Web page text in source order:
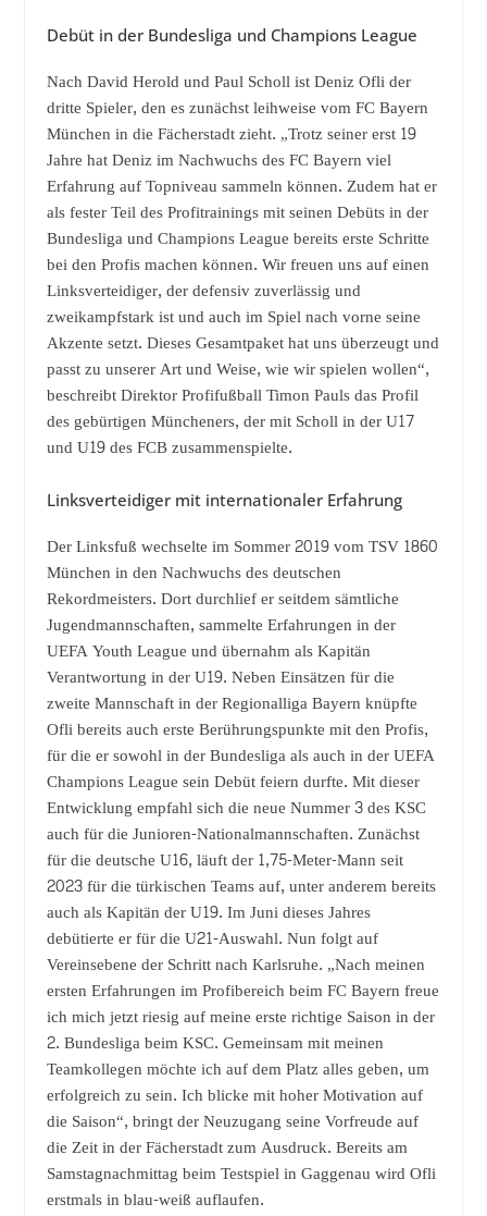
Debüt in der Bundesliga und Champions League
Nach David Herold und Paul Scholl ist Deniz Ofli der
dritte Spieler, den es zunächst leihweise vom FC Bayern
München in die Fächerstadt zieht. „Trotz seiner erst 19
Jahre hat Deniz im Nachwuchs des FC Bayern viel
Erfahrung auf Topniveau sammeln können. Zudem hat er
als fester Teil des Profitrainings mit seinen Debüts in der
Bundesliga und Champions League bereits erste Schritte
bei den Profis machen können. Wir freuen uns auf einen
Linksverteidiger, der defensiv zuverlässig und
zweikampfstark ist und auch im Spiel nach vorne seine
Akzente setzt. Dieses Gesamtpaket hat uns überzeugt und
passt zu unserer Art und Weise, wie wir spielen wollen“,
beschreibt Direktor Profifußball Timon Pauls das Profil
des gebürtigen Müncheners, der mit Scholl in der U17
und U19 des FCB zusammenspielte.
Linksverteidiger mit internationaler Erfahrung
Der Linksfuß wechselte im Sommer 2019 vom TSV 1860
München in den Nachwuchs des deutschen
Rekordmeisters. Dort durchlief er seitdem sämtliche
Jugendmannschaften, sammelte Erfahrungen in der
UEFA Youth League und übernahm als Kapitän
Verantwortung in der U19. Neben Einsätzen für die
zweite Mannschaft in der Regionalliga Bayern knüpfte
Ofli bereits auch erste Berührungspunkte mit den Profis,
für die er sowohl in der Bundesliga als auch in der UEFA
Champions League sein Debüt feiern durfte. Mit dieser
Entwicklung empfahl sich die neue Nummer 3 des KSC
auch für die Junioren-Nationalmannschaften. Zunächst
für die deutsche U16, läuft der 1,75-Meter-Mann seit
2023 für die türkischen Teams auf, unter anderem bereits
auch als Kapitän der U19. Im Juni dieses Jahres
debütierte er für die U21-Auswahl. Nun folgt auf
Vereinsebene der Schritt nach Karlsruhe. „Nach meinen
ersten Erfahrungen im Profibereich beim FC Bayern freue
ich mich jetzt riesig auf meine erste richtige Saison in der
2. Bundesliga beim KSC. Gemeinsam mit meinen
Teamkollegen möchte ich auf dem Platz alles geben, um
erfolgreich zu sein. Ich blicke mit hoher Motivation auf
die Saison“, bringt der Neuzugang seine Vorfreude auf
die Zeit in der Fächerstadt zum Ausdruck. Bereits am
Samstagnachmittag beim Testspiel in Gaggenau wird Ofli
erstmals in blau-weiß auflaufen.